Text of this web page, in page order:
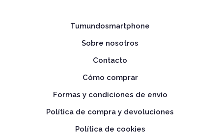
Tumundosmartphone
Sobre nosotros
Contacto
Cómo comprar
Formas y condiciones de envío
Política de compra y devoluciones
Política de cookies